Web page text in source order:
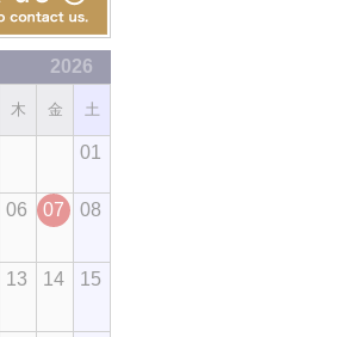
2026
木 金 土
01
06 07 08
13 14 15